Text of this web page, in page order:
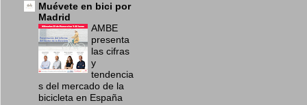
Muévete en bici por
Madrid
AMBE
presenta
las cifras
y
tendencia
s del mercado de la
bicicleta en España